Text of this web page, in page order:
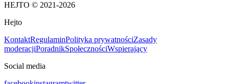
HEJTO © 2021-2026
Hejto
KontaktRegulaminPolityka prywatnościZasady
moderacjiPoradnikSpołecznościWspierający
Social media